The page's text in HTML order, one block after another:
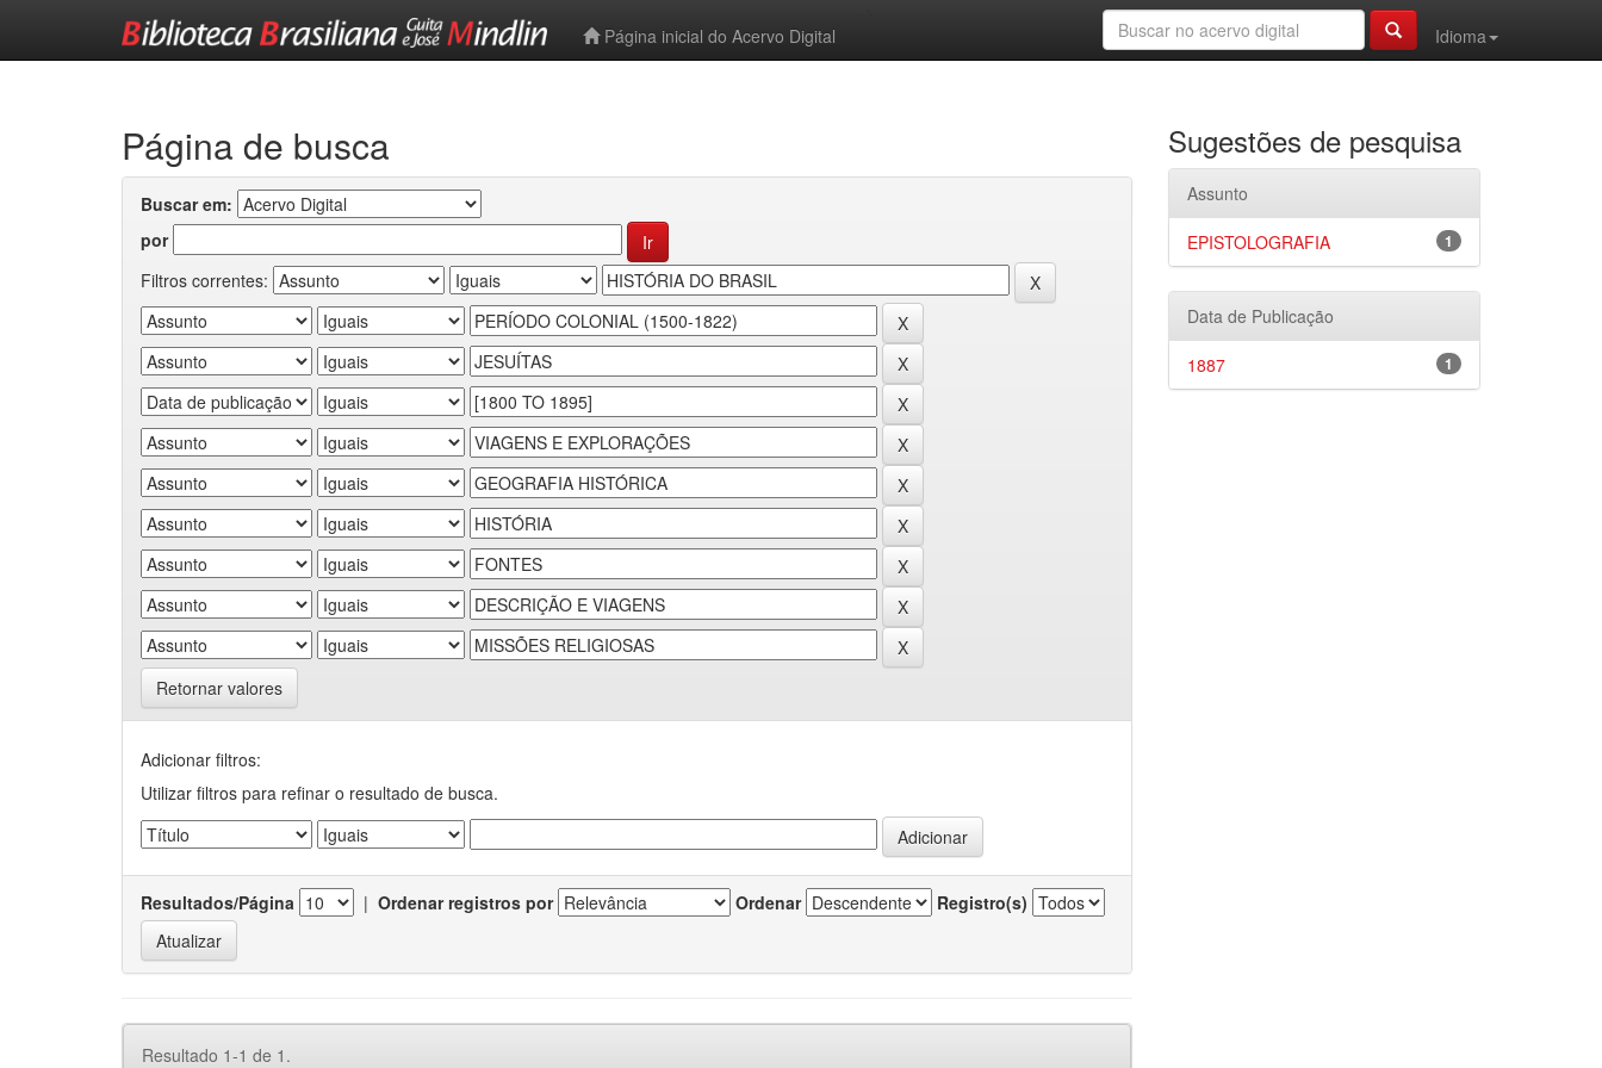
Página inicial do Acervo Digital
Idioma
Página de busca
Buscar em:
por
Filtros correntes:
Retornar valores
Adicionar filtros:
Utilizar filtros para refinar o resultado de busca.
Resultados/Página | Ordenar registros por Ordenar Registro(s)
Resultado 1-1 de 1.
Sugestões de pesquisa
Assunto
1
EPISTOLOGRAFIA
Data de Publicação
1
1887